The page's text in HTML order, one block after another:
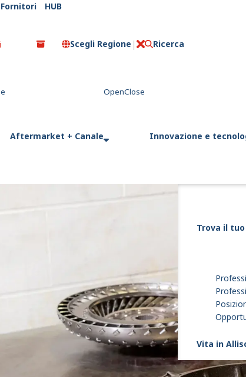
Fornitori HUB
Scegli Regione Ricerca
Aftermarket + Canale Innovazione e
Trova il
Vita in